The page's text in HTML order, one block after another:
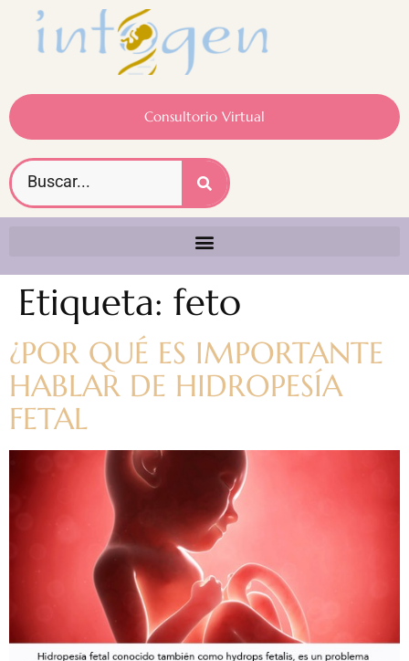
Consultorio Virtual
Etiqueta: feto
¿POR QUÉ ES IMPORTANTE
HABLAR DE HIDROPESÍA
FETAL